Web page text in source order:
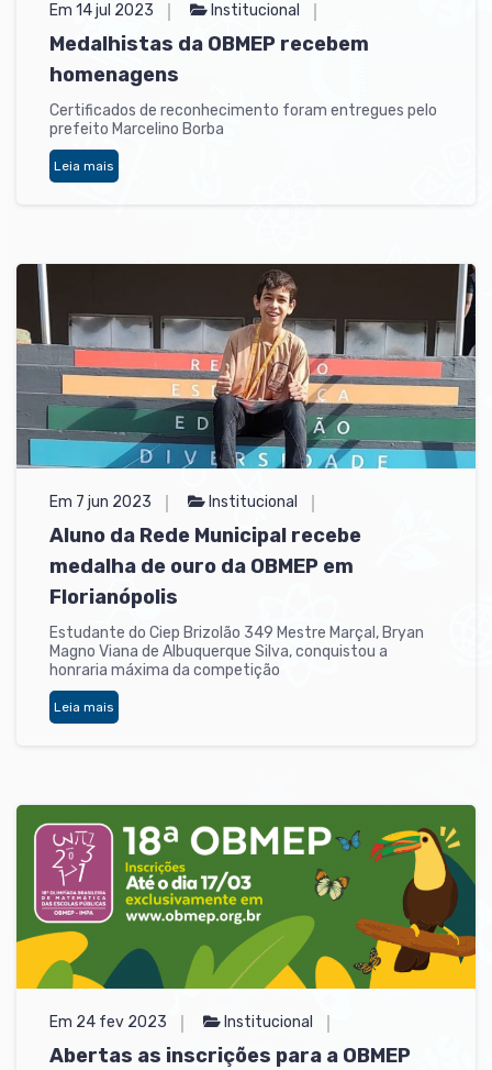
Em 14 jul 2023 Institucional
Medalhistas da OBMEP recebem
homenagens
Certificados de reconhecimento foram entregues pelo
prefeito Marcelino Borba
Leia mais
Em 7 jun 2023 Institucional
Aluno da Rede Municipal recebe
medalha de ouro da OBMEP em
Florianópolis
Estudante do Ciep Brizolão 349 Mestre Marçal, Bryan
Magno Viana de Albuquerque Silva, conquistou a
honraria máxima da competição
Leia mais
Em 24 fev 2023 Institucional
Abertas as inscrições para a OBMEP